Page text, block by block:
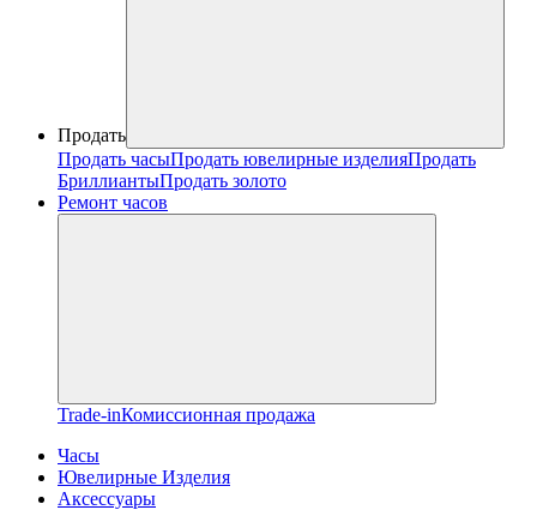
Продать
Продать часыПродать ювелирные изделияПродать
БриллиантыПродать золото
Ремонт часов
Trade-inКомиссионная продажа
Часы
Ювелирные Изделия
Аксессуары